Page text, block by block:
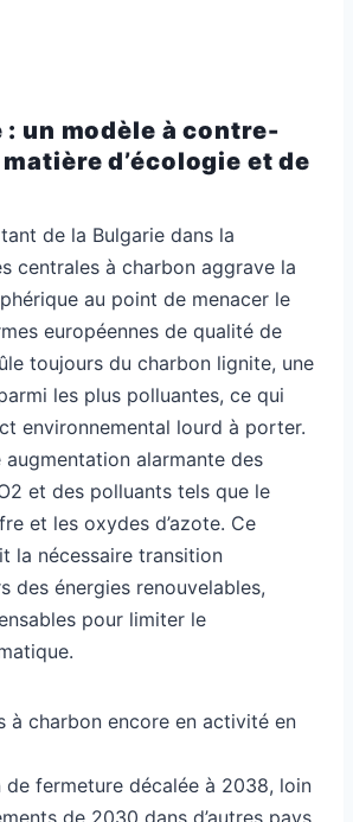
: un modèle à contre-
d’écologie et de
de la Bulgarie dans la
centrales à charbon aggrave la
au point de menacer le
européennes de qualité de
toujours du charbon lignite, une
les plus polluantes, ce qui
environnemental lourd à porter.
augmentation alarmante des
et des polluants tels que le
et les oxydes d’azote. Ce
la nécessaire transition
des énergies renouvelables,
pour limiter le
à charbon encore en activité en
de fermeture décalée à 2038, loin
de 2030 dans d’autres pays